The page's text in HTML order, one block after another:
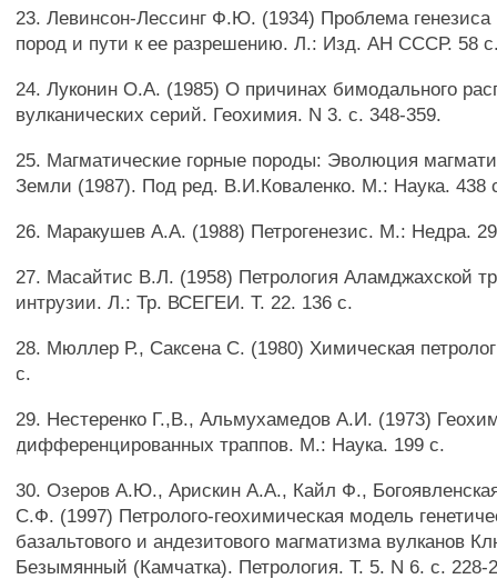
23. Левинсон-Лессинг Ф.Ю. (1934) Проблема генезиса
пород и пути к ее разрешению. Л.: Изд. АН СССР. 58
24. Луконин O.A. (1985) О причинах бимодального
вулканических серий. Геохимия. N 3. с. 348-359.
25. Магматические горные породы: Эволюция
Земли (1987). Под ред. В.И.Коваленко. М.: Наука. 438
26. Маракушев A.A. (1988) Петрогенезис. М.: Недра.
27. Масайтис В.Л. (1958) Петрология Аламджахской
интрузии. Л.: Тр. ВСЕГЕИ. Т. 22. 136 с.
28. Мюллер Р., Саксена С. (1980) Химическая
с.
29. Нестеренко Г.,В., Альмухамедов А.И. (1973)
дифференцированных траппов. М.: Наука. 199 с.
30. Озеров А.Ю., Арискин A.A., Кайл Ф.,
С.Ф. (1997) Петролого-геохимическая модель
базальтового и андезитового магматизма вулканов
Безымянный (Камчатка). Петрология. Т. 5. N 6. с. 228-